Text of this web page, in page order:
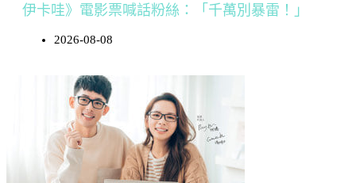
伊卡哇》電影票喊話粉絲：「千萬別暴雷！」
2026-08-08